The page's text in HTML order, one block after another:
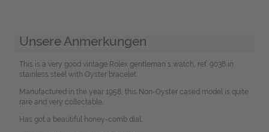
Unsere Anmerkungen
This is a very good vintage Rolex gentleman´s watch, ref. 9038 in
stainless steel with Oyster bracelet.
Manufactured in the year 1958, this Non-Oyster cased model is quite
rare and very collectable.
Has got a beautiful honey-comb dial.